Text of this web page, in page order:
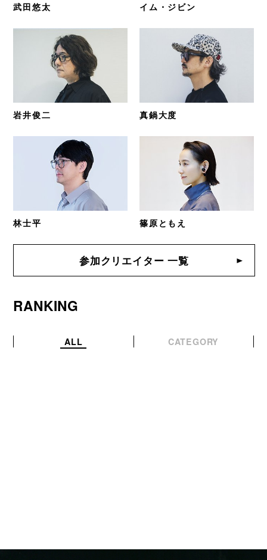
武田悠太 イム・ジビン
岩井俊二 真鍋大度
林士平 篠原ともえ
参加クリエイター 一覧
RANKING
ALL CATEGORY